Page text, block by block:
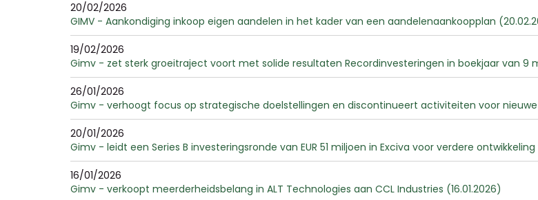
20/02/2026
GIMV - Aankondiging inkoop eigen aandelen in het kader van een aandelenaankoopplan
19/02/2026
Gimv - zet sterk groeitraject voort met solide resultaten Recordinvesteringen in boekjaar van 9
26/01/2026
Gimv - verhoogt focus op strategische doelstellingen en discontinueert activiteiten voor nieuwe
20/01/2026
Gimv - leidt een Series B investeringsronde van EUR 51 miljoen in Exciva voor verdere
16/01/2026
Gimv - verkoopt meerderheidsbelang in ALT Technologies aan CCL Industries (16.01.2026)